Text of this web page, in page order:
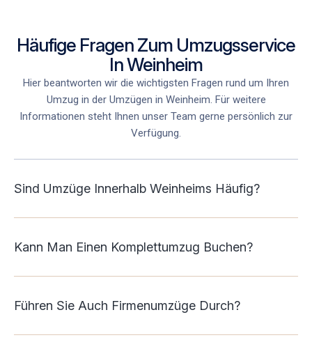
Häufige Fragen Zum Umzugsservice
In Weinheim
Hier beantworten wir die wichtigsten Fragen rund um Ihren
Umzug in der Umzügen in Weinheim. Für weitere
Informationen steht Ihnen unser Team gerne persönlich zur
Verfügung.
Sind Umzüge Innerhalb Weinheims Häufig?
Kann Man Einen Komplettumzug Buchen?
Führen Sie Auch Firmenumzüge Durch?